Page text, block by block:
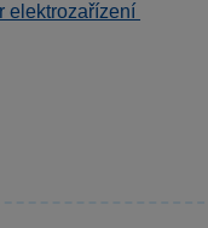
elektrozařízení